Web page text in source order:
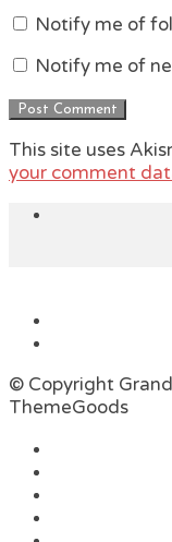
Notify me of
Notify me of
This site uses
your comment
© Copyright
ThemeGoods